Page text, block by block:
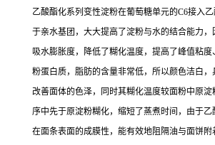
乙酸酯化系列变性淀粉在葡萄糖单元的C6接入
于亲水基团，大大提高了淀粉与水的结合能力
吸水膨胀度，降低了糊化温度，提高了峰值粘
粉蛋白质，脂肪的含量非常低，所以颜色洁白
改善面体的色泽，同时其糊化温度较面粉中原
序中先于原淀粉糊化，缩短了蒸煮时间，由于
在面条表面的成膜性，能有效地阻隔油与面饼